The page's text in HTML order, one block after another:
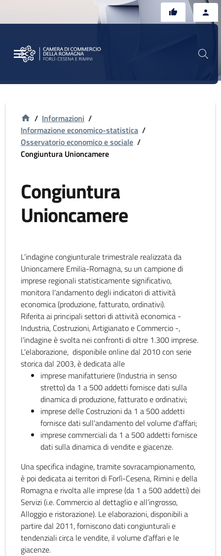
/ Informazioni /
Informazione economico-statistica /
Osservatorio economico e sociale /
Congiuntura Unioncamere
Congiuntura
Unioncamere
L’indagine congiunturale trimestrale realizzata da
Unioncamere Emilia-Romagna, su un campione di
imprese regionali statisticamente significativo,
monitora l'andamento degli indicatori di attività
economica (produzione, fatturato, ordinativi).
Riferita ai principali settori di attività economica -
Industria, Costruzioni, Artigianato e Commercio -,
l’indagine è svolta nei confronti di oltre 1.300 imprese.
L'elaborazione, disponibile online dal 2010 con serie
storica dal 2003, è dedicata alle
imprese manifatturiere (Industria in senso
stretto) da 1 a 500 addetti fornisce dati sulla
dinamica di produzione, fatturato e ordinativi;
imprese delle Costruzioni da 1 a 500 addetti
fornisce dati sull'andamento del volume d'affari;
imprese commerciali da 1 a 500 addetti fornisce
dati sulla dinamica di vendite e giacenze.
Una specifica indagine, tramite sovracampionamento,
è poi dedicata ai territori di Forlì-Cesena, Rimini e della
Romagna e rivolta alle imprese (da 1 a 500 addetti) dei
Servizi (i.e. Commercio al dettaglio e all’ingrosso,
Alloggio e ristorazione). Le elaborazioni, disponibili a
partire dal 2011, forniscono dati congiunturali e
tendenziali circa le vendite, il volume d’affari e le
giacenze.